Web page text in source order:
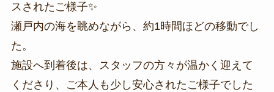
スされたご様子✨
瀬戸内の海を眺めながら、約1時間ほどの移動でし
た。
施設へ到着後は、スタッフの方々が温かく迎えて
くださり、ご本人も少し安心されたご様子でした